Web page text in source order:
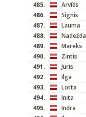
485.
Arvīds
486.
Signis
487.
Lauma
488.
Nadežda
489.
Mareks
490.
Zintis
491.
Juris
492.
Ilga
493.
Lotta
494.
Inita
495.
Indra